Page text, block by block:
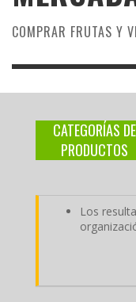
COMPRAR FRUTAS Y
CATEGORÍAS DE
PRODUCTOS
Los